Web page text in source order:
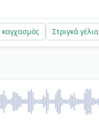
meme work —
signup, χωρίς
Στριγκά